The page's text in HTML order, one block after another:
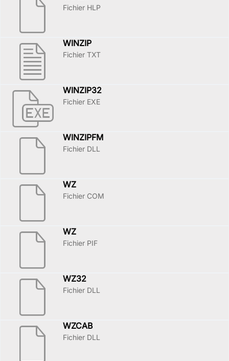
Fichier HLP
WINZIP
Fichier TXT
WINZIP32
Fichier EXE
WINZIPFM
Fichier DLL
WZ
Fichier COM
WZ
Fichier PIF
WZ32
Fichier DLL
WZCAB
Fichier DLL